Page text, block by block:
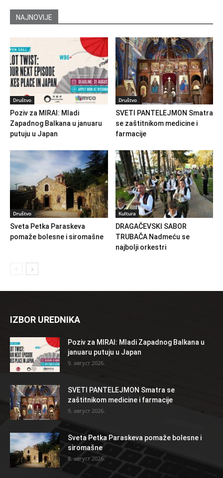
NAJNOVIJE
Društvo
Poziv za MIRAI: Mladi
Zapadnog Balkana u januaru
putuju u Japan
Društvo
SVETI PANTELEJMON Smatra
se zaštitnikom medicine i
farmacije
Društvo
Sveta Petka Paraskeva
pomaže bolesne i siromašne
Kultura
DRAGAČEVSKI SABOR
TRUBAČA Nadmeću se
najbolji orkestri
IZBOR UREDNIKA
Poziv za MIRAI: Mladi Zapadnog Balkana u
januaru putuju u Japan
9. август 2026.
SVETI PANTELEJMON Smatra se
zaštitnikom medicine i farmacije
9. август 2026.
Sveta Petka Paraskeva pomaže bolesne i
siromašne
8. август 2026.